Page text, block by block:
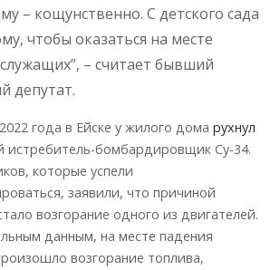
– кощунственно. С детского сада
чтобы оказаться на месте
– считает бывший
депутат.
года в Ейске у жилого дома рухнул
истребитель-бомбардировщик Су-34.
которые успели
заявили, что причиной
возгорание одного из двигателей.
данным, на месте падения
возгорание топлива,